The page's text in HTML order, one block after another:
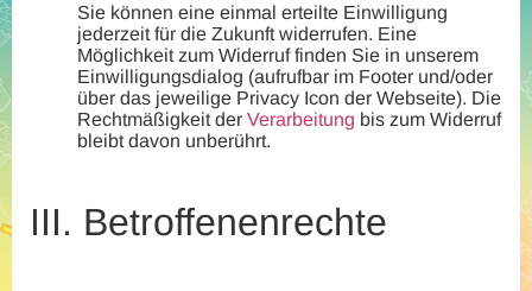
Sie können eine einmal erteilte Einwilligung
jederzeit für die Zukunft widerrufen. Eine
Möglichkeit zum Widerruf finden Sie in unserem
Einwilligungsdialog (aufrufbar im Footer und/oder
über das jeweilige Privacy Icon der Webseite). Die
Rechtmäßigkeit der Verarbeitung bis zum Widerruf
bleibt davon unberührt.
III. Betroffenenrechte